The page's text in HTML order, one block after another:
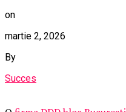
on
martie 2, 2026
By
Succes